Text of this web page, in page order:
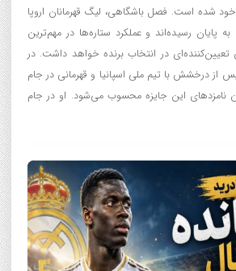
شده است. فصل باشگاهی، لیگ قهرمانان اروپا
و حالا جام جهانی ۲۰۲۶ به پایان رسیده‌اند و عملکرد ستاره‌ها در مهم‌ترین
در انتخاب برنده خواهد داشت. در
درخشش با تیم ملی اسپانیا و قهرمانی در جام
نامزدهای این جایزه محسوب می‌شود. او در جام